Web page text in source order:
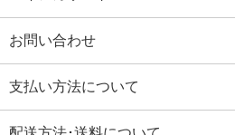
お問い合わせ
支払い方法について